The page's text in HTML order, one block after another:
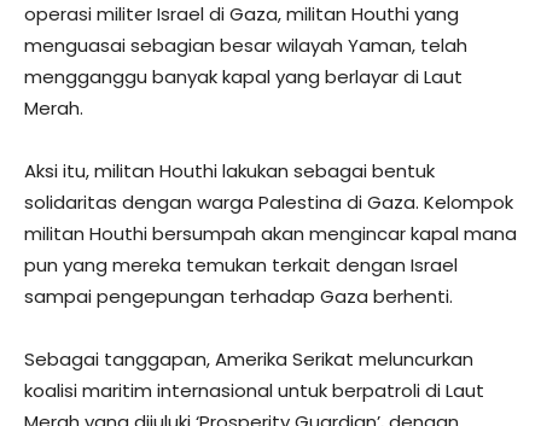
operasi militer Israel di Gaza, militan Houthi yang
menguasai sebagian besar wilayah Yaman, telah
mengganggu banyak kapal yang berlayar di Laut
Merah.
Aksi itu, militan Houthi lakukan sebagai bentuk
solidaritas dengan warga Palestina di Gaza. Kelompok
militan Houthi bersumpah akan mengincar kapal mana
pun yang mereka temukan terkait dengan Israel
sampai pengepungan terhadap Gaza berhenti.
Sebagai tanggapan, Amerika Serikat meluncurkan
koalisi maritim internasional untuk berpatroli di Laut